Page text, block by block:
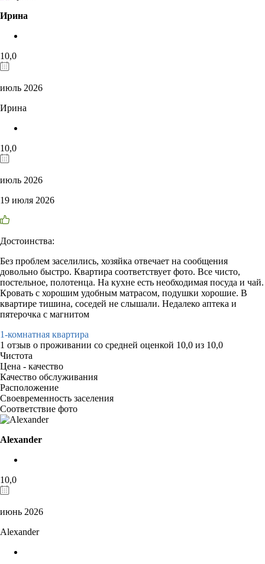
Ирина
10,0
июль 2026
Ирина
10,0
июль 2026
19 июля 2026
Достоинства:
Без проблем заселились, хозяйка отвечает на сообщения
довольно быстро. Квартира соответствует фото. Все чисто,
постельное, полотенца. На кухне есть необходимая посуда и чай.
Кровать с хорошим удобным матрасом, подушки хорошие. В
квартире тишина, соседей не слышали. Недалеко аптека и
пятерочка с магнитом
1-комнатная квартира
1 отзыв о проживании со средней оценкой 10,0 из 10,0
Чистота
Цена - качество
Качество обслуживания
Расположение
Своевременность заселения
Соответствие фото
Alexander
10,0
июнь 2026
Alexander